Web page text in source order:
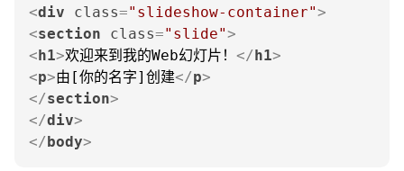
<div class="slideshow-container">
<section class="slide">
<h1>欢迎来到我的Web幻灯片！ </h1>
<p>由[你的名字]创建</p>
</section>
</div>
</body>